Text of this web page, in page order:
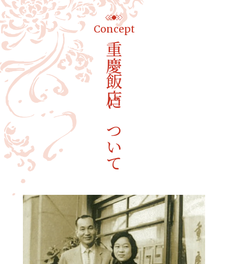
Concept
重慶飯店について